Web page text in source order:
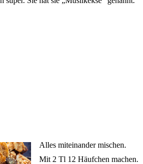
Alles miteinander mischen.
Mit 2 Tl 12 Häufchen machen.